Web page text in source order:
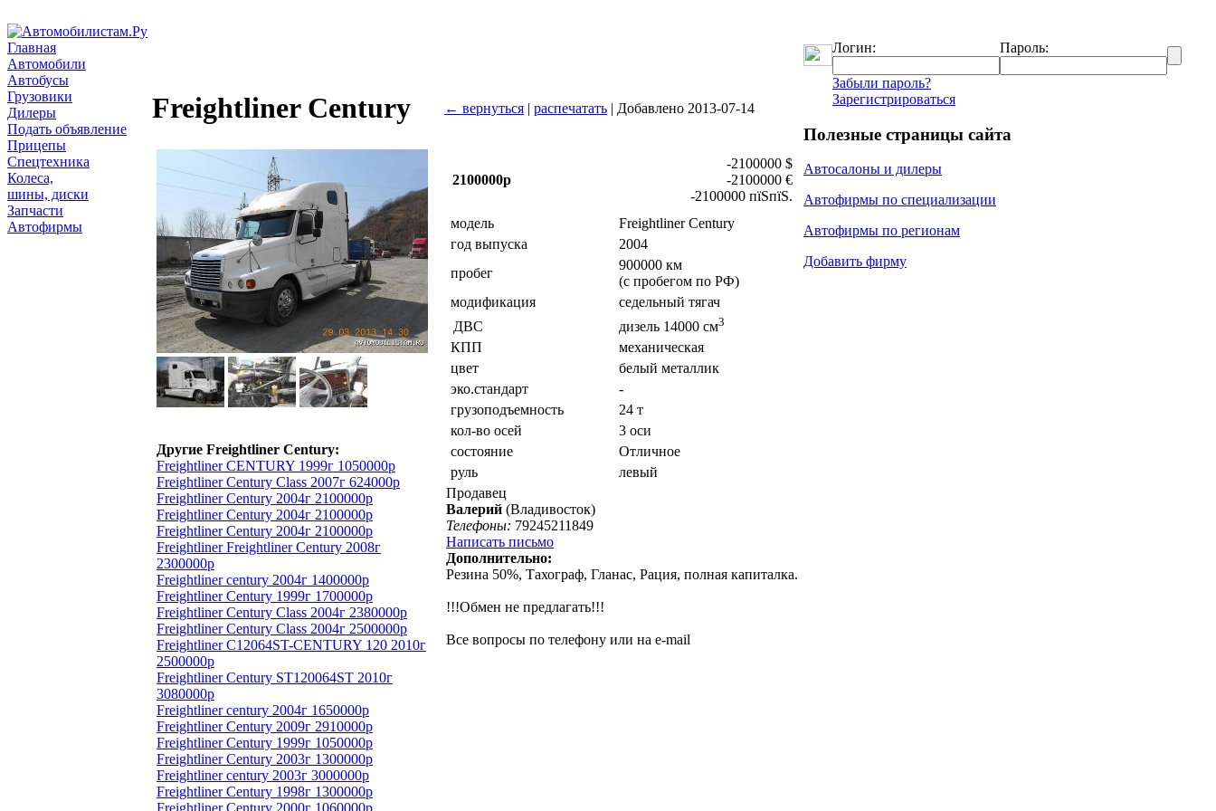
Главная
Автомобили
Автобусы
Грузовики
Дилеры
Подать объявление
Прицепы
Спецтехника
Колеса,
шины, диски
Запчасти
Автофирмы
Freightliner Century ← вернуться | распечатать | Добавлено 2013-07-14
Другие Freightliner Century:
Freightliner CENTURY 1999г 1050000р
Freightliner Century Class 2007г 624000р
Freightliner Century 2004г 2100000р
Freightliner Century 2004г 2100000р
Freightliner Century 2004г 2100000р
Freightliner Freightliner Century 2008г
2300000р
Freightliner century 2004г 1400000р
Freightliner Century 1999г 1700000р
Freightliner Century Class 2004г 2380000р
Freightliner Century Class 2004г 2500000р
Freightliner C12064ST-CENTURY 120 2010г
2500000р
Freightliner Century ST120064ST 2010г
3080000р
Freightliner century 2004г 1650000р
Freightliner Century 2009г 2910000р
Freightliner Century 1999г 1050000р
Freightliner Century 2003г 1300000р
Freightliner century 2003г 3000000р
Freightliner Century 1998г 1300000р
Freightliner Century 2000г 1060000р
2100000р
-2100000 $
-2100000 €
-2100000 пїЅпїЅ.
модель
Freightliner Century
год выпуска
2004
пробег
900000 км
(с пробегом по РФ)
модификация
седельный тягач
ДВС
дизель 14000 см3
КПП
механическая
цвет
белый металлик
эко.стандарт
-
грузоподъемность
24 т
кол-во осей
3 оси
состояние
Отличное
руль
левый
Продавец
Валерий (Владивосток)
Телефоны: 79245211849
Написать письмо
Дополнительно:
Резина 50%, Тахограф, Гланас, Рация, полная капиталка.
!!!Обмен не предлагать!!!
Все вопросы по телефону или на e-mail
Логин: Пароль:
Забыли пароль?
Зарегистрироваться
Полезные страницы сайта
Автосалоны и дилеры
Автофирмы по специализации
Автофирмы по регионам
Добавить фирму